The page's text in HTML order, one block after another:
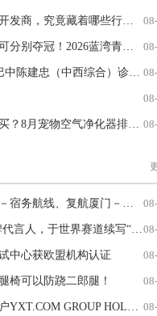
，究竟藏着哪些行业秘诀？
2026蓝湾青少年公开赛圆满收官
所创始人、执业中医师陈建忠的岐黄之路
宠物空气净化器排行榜前十名
线、复航厦门－马尼拉航线
，于世界赛道续写“永不止步”
中心获欧盟机构认证
椅可以防跷二郎腿！
纳斯达克股票代码：YXT）105万美元的注册直接发行